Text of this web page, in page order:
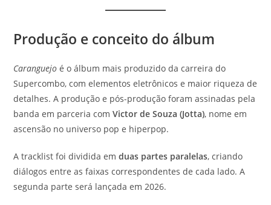
Produção e conceito do álbum
Caranguejo é o álbum mais produzido da carreira do
Supercombo, com elementos eletrônicos e maior riqueza de
detalhes. A produção e pós-produção foram assinadas pela
banda em parceria comVictor de Souza (Jotta), nome em
ascensão no universo pop e hiperpop.
A tracklist foi dividida emduas partes paralelas, criando
diálogos entre as faixas correspondentes de cada lado. A
segunda parte será lançada em 2026.